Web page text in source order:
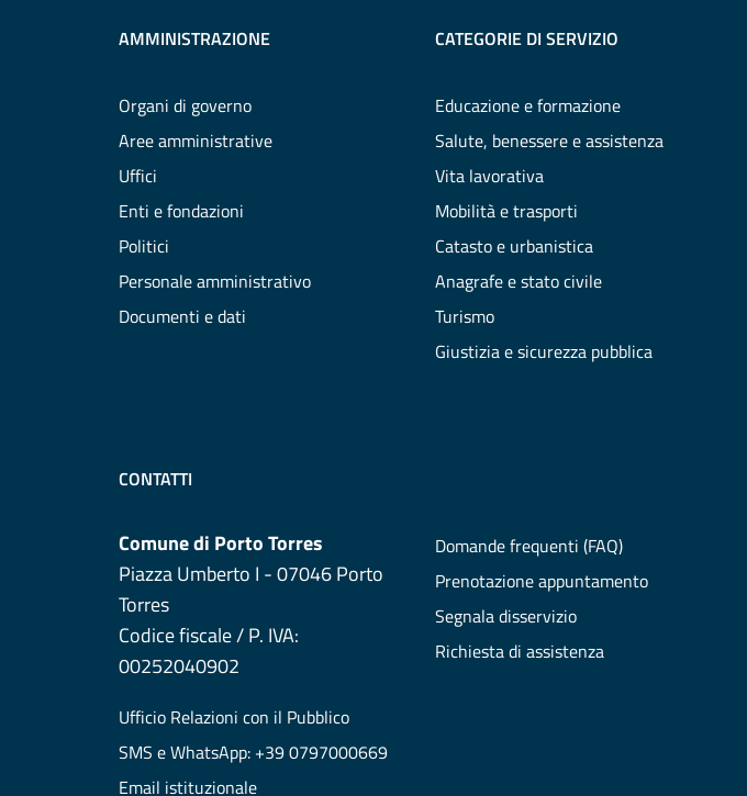
AMMINISTRAZIONE
Organi di governo
Aree amministrative
Uffici
Enti e fondazioni
Politici
Personale amministrativo
Documenti e dati
CATEGORIE DI SERVIZIO
Educazione e formazione
Salute, benessere e assistenza
Vita lavorativa
Mobilità e trasporti
Catasto e urbanistica
Anagrafe e stato civile
Turismo
Giustizia e sicurezza pubblica
CONTATTI
Comune di Porto Torres
Piazza Umberto I - 07046 Porto
Torres
Codice fiscale / P. IVA:
00252040902
Ufficio Relazioni con il Pubblico
SMS e WhatsApp: +39 0797000669
Email istituzionale
Domande frequenti (FAQ)
Prenotazione appuntamento
Segnala disservizio
Richiesta di assistenza